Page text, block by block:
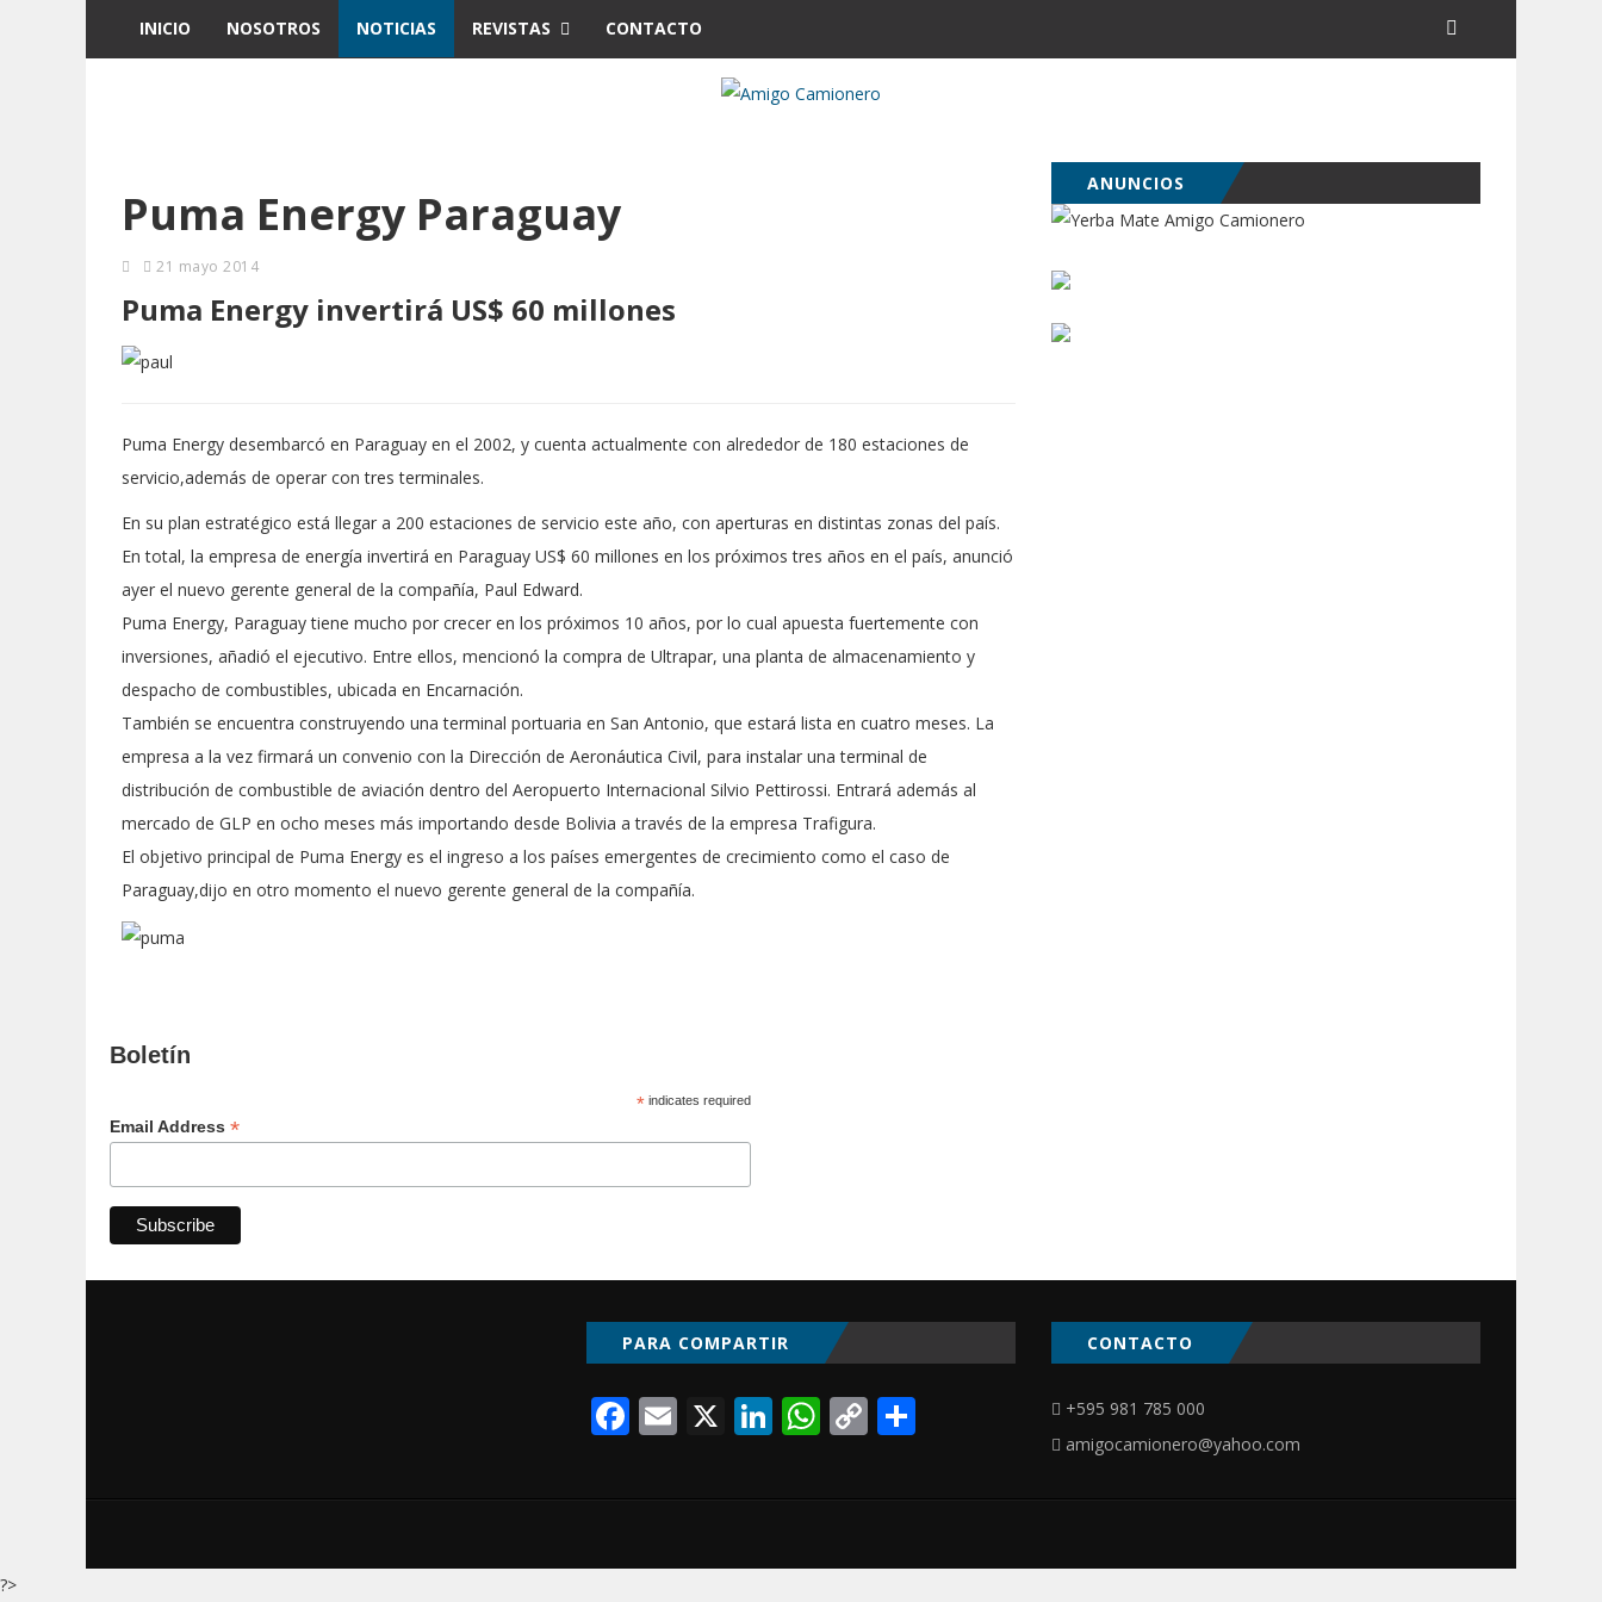
INICIO NOSOTROS NOTICIAS REVISTAS CONTACTO
Puma Energy Paraguay
21 mayo 2014
Puma Energy invertirá US$ 60 millones
Puma Energy desembarcó en Paraguay en el 2002, y cuenta actualmente con alrededor de 180 estaciones de
servicio,además de operar con tres terminales.
En su plan estratégico está llegar a 200 estaciones de servicio este año, con aperturas en distintas zonas del país.
En total, la empresa de energía invertirá en Paraguay US$ 60 millones en los próximos tres años en el país, anunció
ayer el nuevo gerente general de la compañía, Paul Edward.
Puma Energy, Paraguay tiene mucho por crecer en los próximos 10 años, por lo cual apuesta fuertemente con
inversiones, añadió el ejecutivo. Entre ellos, mencionó la compra de Ultrapar, una planta de almacenamiento y
despacho de combustibles, ubicada en Encarnación.
También se encuentra construyendo una terminal portuaria en San Antonio, que estará lista en cuatro meses. La
empresa a la vez firmará un convenio con la Dirección de Aeronáutica Civil, para instalar una terminal de
distribución de combustible de aviación dentro del Aeropuerto Internacional Silvio Pettirossi. Entrará además al
mercado de GLP en ocho meses más importando desde Bolivia a través de la empresa Trafigura.
El objetivo principal de Puma Energy es el ingreso a los países emergentes de crecimiento como el caso de
Paraguay,dijo en otro momento el nuevo gerente general de la compañía.
ANUNCIOS
Boletín
*indicates required
Email Address *
PARA COMPARTIR
Facebook
Email
X LinkedIn
WhatsApp
CopyCompartir
CONTACTO
+595 981 785 000
amigocamionero@yahoo.com
?>